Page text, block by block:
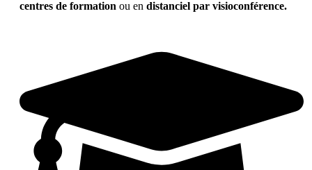
centres de formation ou en distanciel par visioconférence.